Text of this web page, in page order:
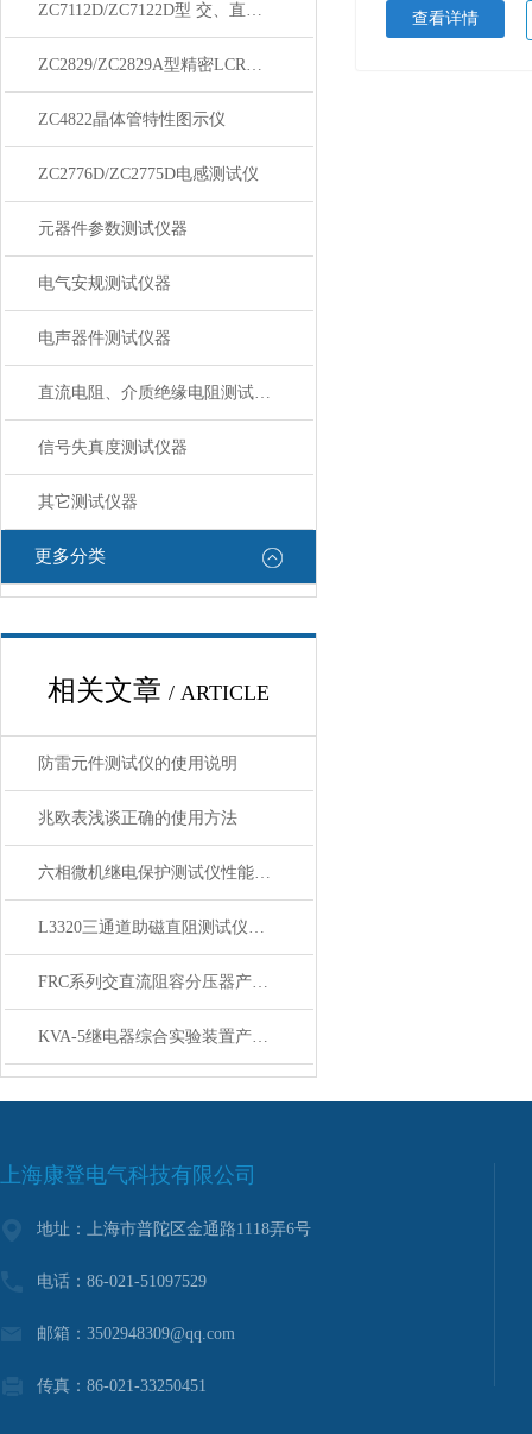
ZC7112D/ZC7122D型 交、直流耐压绝缘测试仪
ZC2829/ZC2829A型精密LCR数字电桥
ZC4822晶体管特性图示仪
ZC2776D/ZC2775D电感测试仪
元器件参数测试仪器
电气安规测试仪器
电声器件测试仪器
直流电阻、介质绝缘电阻测试仪器
信号失真度测试仪器
其它测试仪器
更多分类
相关文章 / ARTICLE
防雷元件测试仪的使用说明
兆欧表浅谈正确的使用方法
六相微机继电保护测试仪性能功能特点
L3320三通道助磁直阻测试仪主要技术指标及使用条件
FRC系列交直流阻容分压器产品简介
KVA-5继电器综合实验装置产品概述
查看详情
上海康登电气科技有限公司
地址：上海市普陀区金通路1118弄6号
电话：86-021-51097529
邮箱：3502948309@qq.com
传真：86-021-33250451